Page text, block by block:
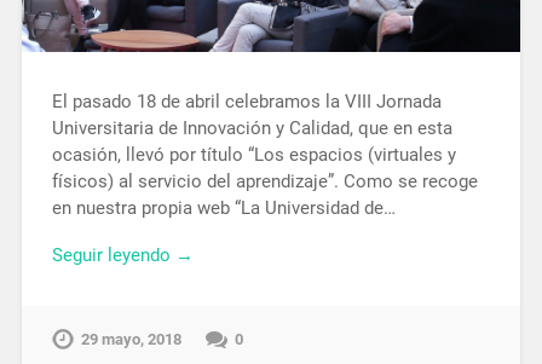
El pasado 18 de abril celebramos la VIII Jornada
Universitaria de Innovación y Calidad, que en esta
ocasión, llevó por título “Los espacios (virtuales y
físicos) al servicio del aprendizaje”. Como se recoge
en nuestra propia web “La Universidad de…
Seguir leyendo →
29 mayo, 2018 0